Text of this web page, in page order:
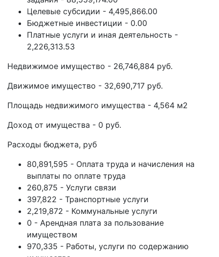
Целевые субсидии - 4,495,866.00
Бюджетные инвестиции - 0.00
Платные услуги и иная деятельность -
2,226,313.53
Недвижимое имущество - 26,746,884 руб.
Движимое имущество - 32,690,717 руб.
Площадь недвижимого имущества - 4,564 м2
Доход от имущества - 0 руб.
Расходы бюджета, руб
80,891,595 - Оплата труда и начисления на
выплаты по оплате труда
260,875 - Услуги связи
397,822 - Транспортные услуги
2,219,872 - Коммунальные услуги
0 - Арендная плата за пользование
имуществом
970,335 - Работы, услуги по содержанию